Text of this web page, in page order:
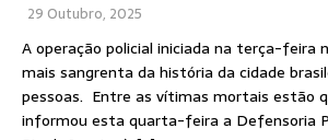
29 Outubro, 2025
A operação policial iniciada na terça-feira
mais sangrenta da história da cidade
pessoas. Entre as vítimas mortais estão
informou esta quarta-feira a Defensoria